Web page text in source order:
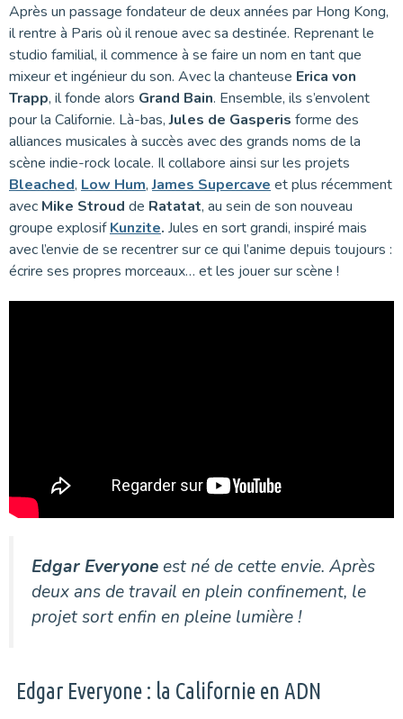
Après un passage fondateur de deux années par Hong Kong,
il rentre à Paris où il renoue avec sa destinée. Reprenant le
studio familial, il commence à se faire un nom en tant que
mixeur et ingénieur du son. Avec la chanteuse Erica von
Trapp, il fonde alors Grand Bain. Ensemble, ils s’envolent
pour la Californie. Là-bas,Jules de Gasperis forme des
alliances musicales à succès avec des grands noms de la
scène indie-rock locale. Il collabore ainsi sur les projets
Bleached, Low Hum,James Supercave et plus récemment
avec Mike Stroud de Ratatat, au sein de son nouveau
groupe explosifKunzite. Jules en sort grandi, inspiré mais
avec l’envie de se recentrer sur ce qui l’anime depuis toujours :
écrire ses propres morceaux… et les jouer sur scène !
Edgar Everyoneest né de cette envie. Après
deux ans de travail en plein confinement, le
projet sort enfin en pleine lumière !
Edgar Everyone : la Californie en ADN